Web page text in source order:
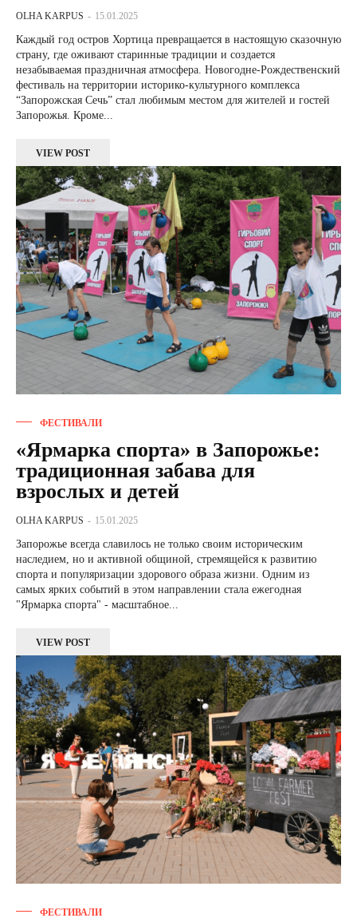
OLHA KARPUS - 15.01.2025
Каждый год остров Хортица превращается в настоящую сказочную
страну, где оживают старинные традиции и создается
незабываемая праздничная атмосфера. Новогодне-Рождественский
фестиваль на территории историко-культурного комплекса
“Запорожская Сечь” стал любимым местом для жителей и гостей
Запорожья. Кроме...
VIEW POST
ФЕСТИВАЛИ
«Ярмарка спорта» в Запорожье:
традиционная забава для
взрослых и детей
OLHA KARPUS - 15.01.2025
Запорожье всегда славилось не только своим историческим
наследием, но и активной общиной, стремящейся к развитию
спорта и популяризации здорового образа жизни. Одним из
самых ярких событий в этом направлении стала ежегодная
"Ярмарка спорта" - масштабное...
VIEW POST
ФЕСТИВАЛИ